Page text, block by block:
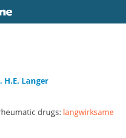
H.E. Langer
drugs: langwirksame